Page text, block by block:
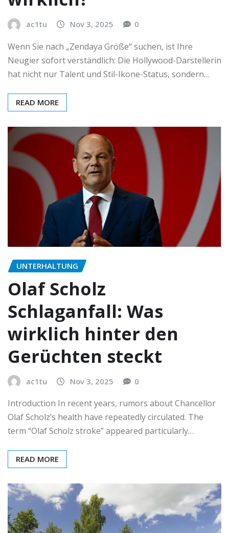
ac1tu Nov 3, 2025 0
Wenn Sie nach „Zendaya Größe“ suchen, ist Ihre
Neugier sofort verständlich: Die Hollywood-Darstellerin
hat nicht nur Talent und Stil-Ikone-Status, sondern…
READ MORE
UNTERHALTUNG
Olaf Scholz
Schlaganfall: Was
wirklich hinter den
Gerüchten steckt
ac1tu Nov 3, 2025 0
Introduction In recent years, rumors about Chancellor
Olaf Scholz’s health have repeatedly circulated. The
term “Olaf Scholz stroke” appeared particularly…
READ MORE